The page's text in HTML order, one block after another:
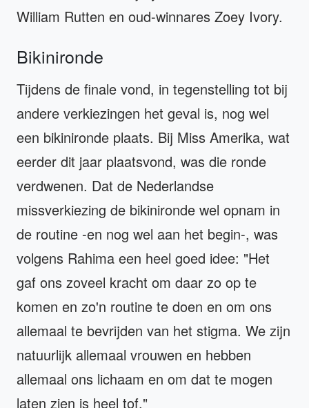
William Rutten en oud-winnares Zoey Ivory.
Bikinironde
Tijdens de finale vond, in tegenstelling tot bij
andere verkiezingen het geval is, nog wel
een bikinironde plaats. Bij Miss Amerika, wat
eerder dit jaar plaatsvond, was die ronde
verdwenen. Dat de Nederlandse
missverkiezing de bikinironde wel opnam in
de routine -en nog wel aan het begin-, was
volgens Rahima een heel goed idee: "Het
gaf ons zoveel kracht om daar zo op te
komen en zo'n routine te doen en om ons
allemaal te bevrijden van het stigma. We zijn
natuurlijk allemaal vrouwen en hebben
allemaal ons lichaam en om dat te mogen
laten zien is heel tof."